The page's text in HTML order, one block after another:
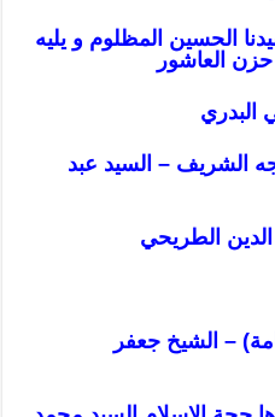
الحسين المظلوم و يليه
حزن العاشور
البدري
الشريف – السيد عبد
الطريحي
– الشيخ جعفر